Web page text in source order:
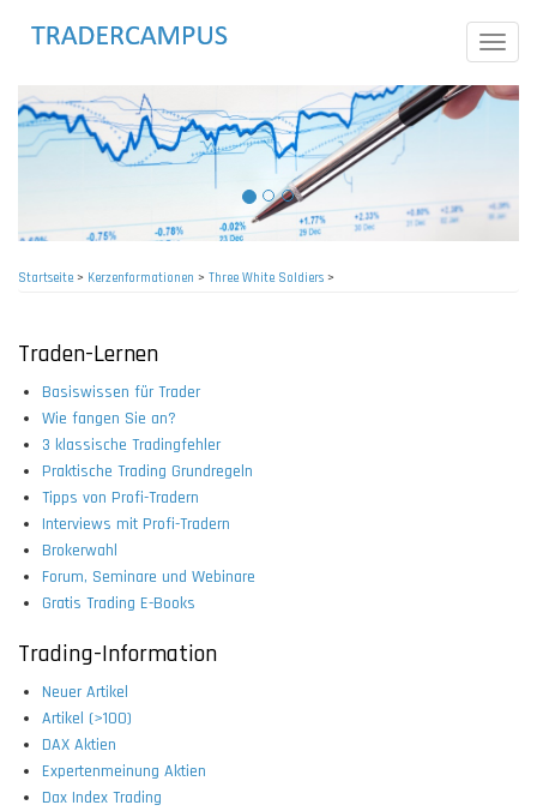
Toggle
Startseite> Kerzenformationen > Three White Soldiers >
Traden-Lernen
Basiswissen für Trader
Wie fangen Sie an?
3 klassische Tradingfehler
Praktische Trading Grundregeln
Tipps von Profi-Tradern
Interviews mit Profi-Tradern
Brokerwahl
Forum, Seminare und Webinare
Gratis Trading E-Books
Trading-Information
Neuer Artikel
Artikel (>100)
DAX Aktien
Expertenmeinung Aktien
Dax Index Trading